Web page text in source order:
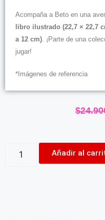
Acompaña a Beto en una
libro ilustrado (22,7 × 22,7
a 12 cm). ¡Parte de una
jugar!
*Imágenes de referencia
$
Añadir al